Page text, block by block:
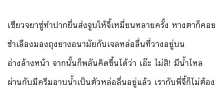
เซียวจยาซู่ทำปากยื่นส่งจูบให้จี้เหมี่ยนหลายครั้ง หางตาก็คอย
ชำเลืองมองถุงยางอนามัยกับเจลหล่อลื่นที่วางอยู่บน
อ่างล้างหน้า จากนั้นก็พลันคิดขึ้นได้ว่า เอ๊ะ ไม่สิ! มีน้ำไหล
ผ่านกับมีครีมอาบน้ำเป็นตัวหล่อลื่นอยู่แล้ว เรากับพี่จี้ก็ไม่ต้อง